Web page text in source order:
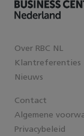
Over RBC NL
Klantreferenties
Nieuws
Contact
Algemene
Privacybeleid